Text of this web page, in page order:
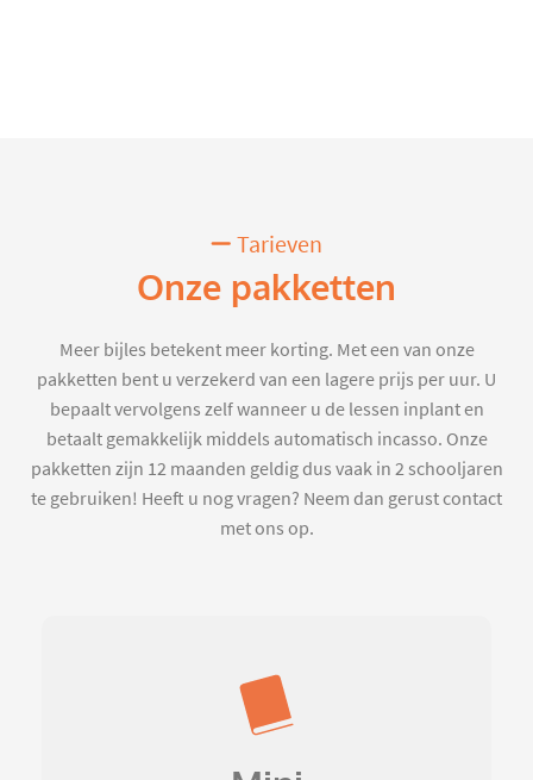
Tarieven
Onze pakketten
Meer bijles betekent meer korting. Met een van onze
pakketten bent u verzekerd van een lagere prijs per uur. U
bepaalt vervolgens zelf wanneer u de lessen inplant en
betaalt gemakkelijk middels automatisch incasso. Onze
pakketten zijn 12 maanden geldig dus vaak in 2 schooljaren
te gebruiken! Heeft u nog vragen? Neem dan gerust contact
met ons op.